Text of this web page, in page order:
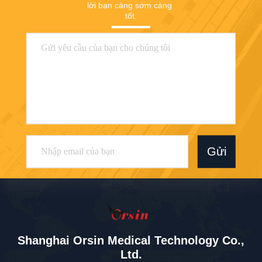
lời bạn càng sớm càng
tốt.
Gửi
Shanghai Orsin Medical Technology Co.,
Ltd.